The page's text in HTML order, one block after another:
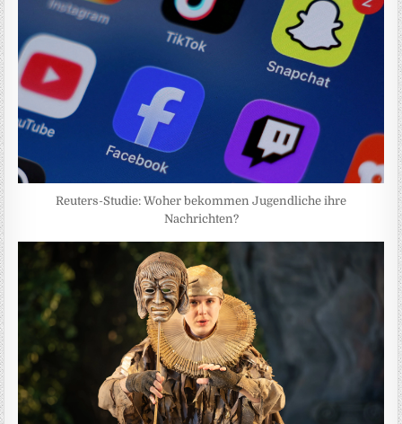
Reuters-Studie: Woher bekommen Jugendliche ihre
Nachrichten?